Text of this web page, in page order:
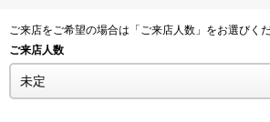
ご来店をご希望の場合は「ご来店人数」をお選びくだ
ご来店人数